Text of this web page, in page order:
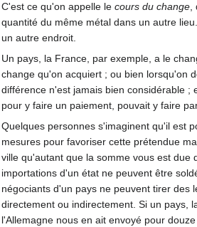
C'est ce qu'on appelle le cours du change,
quantité du même métal dans un autre
un autre endroit.
Un pays, la France, par exemple, a le
change qu'on acquiert ; ou bien lorsqu'on
différence n'est jamais bien considérable ;
pour y faire un paiement, pouvait y faire
Quelques personnes s'imaginent qu'il est
mesures pour favoriser cette prétendue
ville qu'autant que la somme vous est due
importations d'un état ne peuvent être
négociants d'un pays ne peuvent tirer des
directement ou indirectement. Si un pays,
l'Allemagne nous en ait envoyé pour